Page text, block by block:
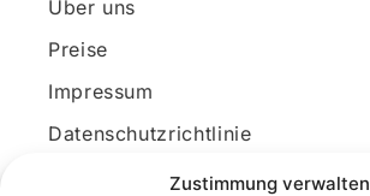
Zustimmung verwalten
Über uns
Preise
Impressum
Datenschutzrichtlinie
Kundenkonto